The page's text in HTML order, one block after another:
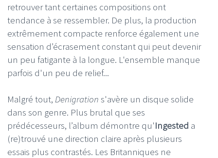
retrouver tant certaines compositions ont
tendance à se ressembler. De plus, la production
extrêmement compacte renforce également une
sensation d’écrasement constant qui peut devenir
un peu fatigante à la longue. L'ensemble manque
parfois d'un peu de relief...
Malgré tout, Denigration s'avère un disque solide
dans son genre. Plus brutal que ses
prédécesseurs, l’album démontre qu'Ingested a
(re)trouvé une direction claire après plusieurs
essais plus contrastés. Les Britanniques ne